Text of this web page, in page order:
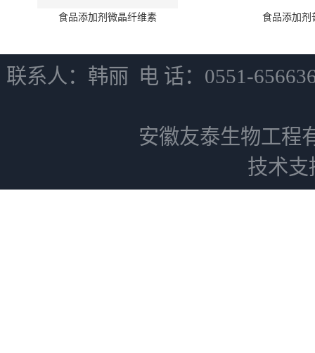
食品添加剂微晶纤维素 食品添加剂
联系人：韩丽 电 话：0551-
安徽友泰生物工程
技术